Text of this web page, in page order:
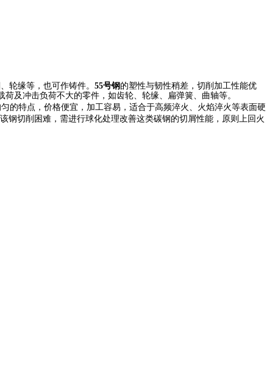
轮缘等，也可作铸件。 55号钢的塑性与韧性稍差，切削加工性能优
及冲击负荷不大的零件，如齿轮、轮缘、扁弹簧、曲轴等。
的特点，价格便宜，加工容易，适合于高频淬火、火焰淬火等表面硬
钢切削困难，需进行球化处理改善这类碳钢的切屑性能，原则上回火